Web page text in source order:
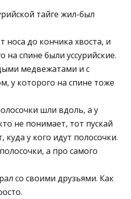
тайге жил-был
носа до кончика хвоста, и
на спине были уссурийские.
медвежатами и с
у которого на спине тоже
шли вдоль, а у
не понимает, тот пускай
куда у кого идут полосочки.
а про самого
со своими друзьями. Как